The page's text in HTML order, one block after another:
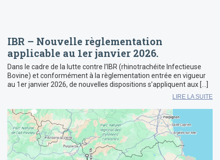
IBR – Nouvelle règlementation
applicable au 1er janvier 2026.
Dans le cadre de la lutte contre l’IBR (rhinotrachéite Infectieuse
Bovine) et conformément à la règlementation entrée en vigueur
au 1er janvier 2026, de nouvelles dispositions s’appliquent aux […]
LIRE LA SUITE